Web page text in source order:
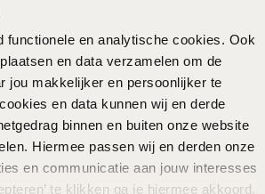
functionele en analytische cookies. Ook
en data verzamelen om de
jou makkelijker en persoonlijker te
en data kunnen wij en derde
binnen en buiten onze website
Hiermee passen wij en derden onze
en communicatie aan jouw interesses
te klikken ga je hiermee akkoord.